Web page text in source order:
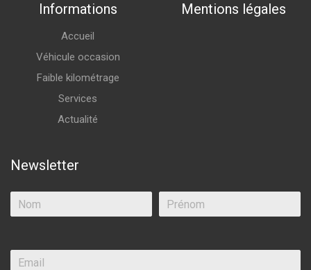
Informations
Accueil
Véhicule occasion
Faible kilométrage
Services
Actualité
Mentions légales
Newsletter